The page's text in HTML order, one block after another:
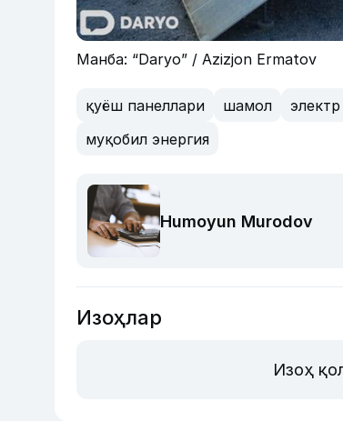
Манба: “Daryo” / Azizjon Ermatov
қуёш панеллари шамол
муқобил энергия
Humoyun Murodov
Изоҳлар
Изоҳ